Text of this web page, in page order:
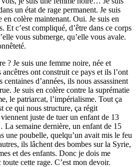
un état de rage permanent. Je suis
en colère maintenant. Oui. Je suis en
Et c’est compliqué, d’être dans ce corps
vous submerge, qu’elle vous avale.
? Je suis une femme noire, née et
ont construit ce pays et ils l’ont
d’années, ils nous assassinent
Je suis en colère contre la suprématie
le patriarcat, l’impérialisme. Tout ça
ce qui nous structure, ça régit
juste de tuer un enfant de 13
semaine dernière, un enfant de 15
une poubelle, quelqu’un avait mis le feu
ils lâchent des bombes sur la Syrie,
et des enfants. Donc je dois me
cette rage. C’est mon devoir.